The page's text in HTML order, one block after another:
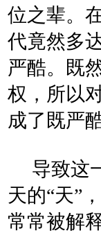
位之辈。
代竟然多
严酷。既
权，所以
成了既严
导致这
天的“天”
常常被解